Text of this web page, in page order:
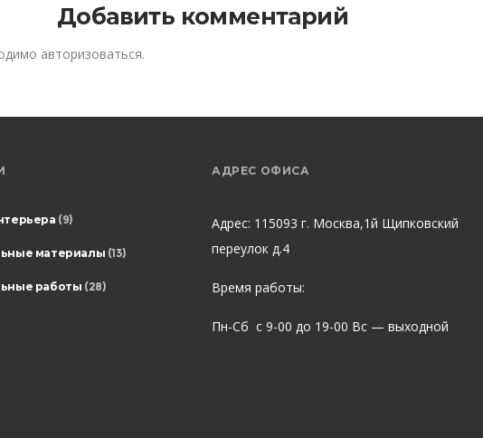
Добавить комментарий
авторизоваться.
(9)
материалы (13)
работы (28)
АДРЕС ОФИСА
Адрес: 115093 г. Москва,1й Щипковский
переулок д.4
Время работы:
Пн-Сб с 9-00 до 19-00 Вс — выходной